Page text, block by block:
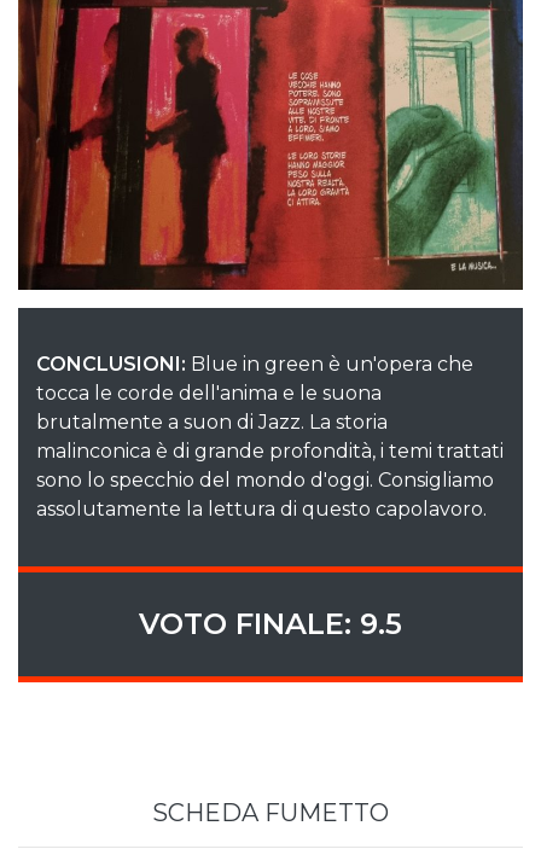
CONCLUSIONI: Blue in green è un'opera che
tocca le corde dell'anima e le suona
brutalmente a suon di Jazz. La storia
malinconica è di grande profondità, i temi trattati
sono lo specchio del mondo d'oggi. Consigliamo
assolutamente la lettura di questo capolavoro.
VOTO FINALE: 9.5
SCHEDA FUMETTO